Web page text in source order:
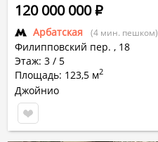
Арбатская (4 мин. пешком)
Филипповский пер. , 18
Этаж: 3 / 5
Площадь: 123,5 м2
120 000 000Р
Джойнио